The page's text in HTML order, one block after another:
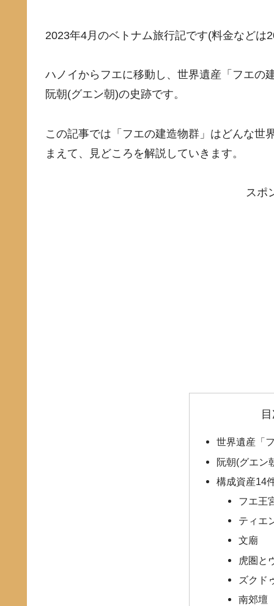
2023年4月のベトナム旅行記です(料金など
ハノイからフエに移動し、世界遺産「フエの
阮朝(グエン朝)の史跡です。
この記事では「フエの建造物群」はどんな世
まえて、見どころを解説していきます。
スポ
世界遺産「
阮朝(グエン
構成資産14
フエ王
ティエ
文廟
虎圏と
ズクド
南郊壇